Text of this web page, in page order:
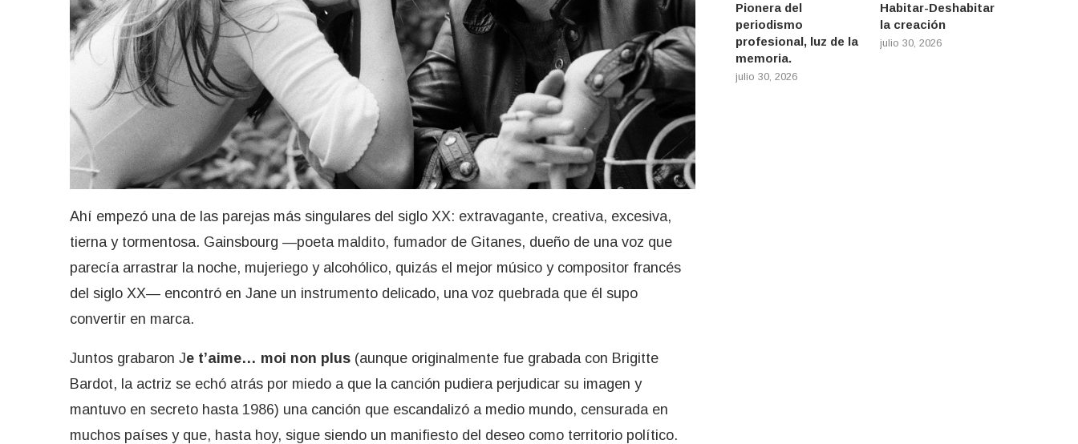
Ahí empezó una de las parejas más singulares del siglo XX: extravagante, creativa, excesiva,
tierna y tormentosa. Gainsbourg —poeta maldito, fumador de Gitanes, dueño de una voz que
parecía arrastrar la noche, mujeriego y alcohólico, quizás el mejor músico y compositor francés
del siglo XX— encontró en Jane un instrumento delicado, una voz quebrada que él supo
convertir en marca.
Juntos grabaron Je t’aime… moi non plus (aunque originalmente fue grabada con Brigitte
Bardot, la actriz se echó atrás por miedo a que la canción pudiera perjudicar su imagen y
mantuvo en secreto hasta 1986) una canción que escandalizó a medio mundo, censurada en
muchos países y que, hasta hoy, sigue siendo un manifiesto del deseo como territorio político.
Pionera del
periodismo
profesional, luz de la
memoria.
julio 30, 2026
Habitar-Deshabitar
la creación
julio 30, 2026